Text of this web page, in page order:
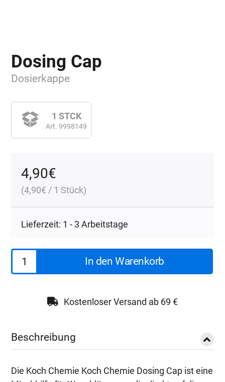
Dosing Cap
Dosierkappe
1 STCK
Art. 9998149
4,90€
(4,90€ / 1 Stück)
Lieferzeit: 1 - 3 Arbeitstage
Koch
Chemie
In den Warenkorb
Kostenloser Versand ab 69 €
Beschreibung
Die Koch Chemie Koch Chemie Dosing Cap ist eine